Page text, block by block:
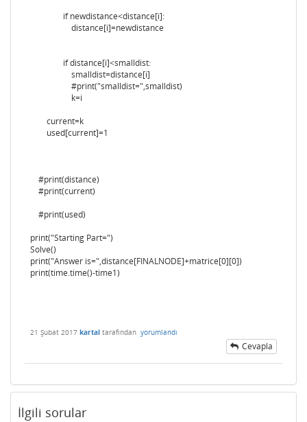
if newdistance<distance[i]:
distance[i]=newdistance
if distance[i]<smalldist:
smalldist=distance[i]
#print("smalldist=",smalldist)
k=i
current=k
used[current]=1
#print(distance)
#print(current)
#print(used)
print("Starting Part=")
Solve()
print("Answer is=",distance[FINALNODE]+matrice[0][0])
print(time.time()-time1)
21 Şubat 2017 kartal tarafından yorumlandı
Cevapla
İlgili sorular